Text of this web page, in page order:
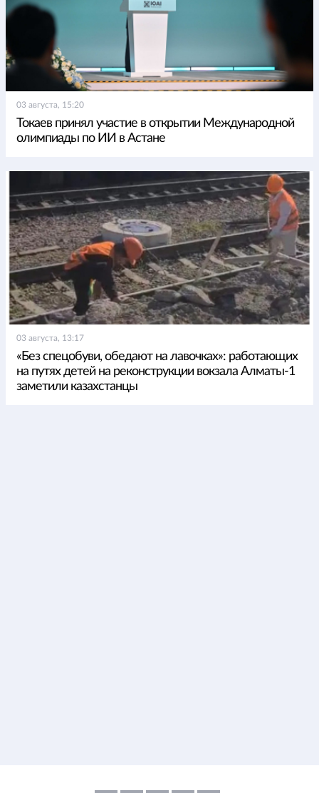
03 августа, 15:20
Токаев принял участие в открытии Международной
олимпиады по ИИ в Астане
03 августа, 13:17
«Без спецобуви, обедают на лавочках»: работающих
на путях детей на реконструкции вокзала Алматы-1
заметили казахстанцы